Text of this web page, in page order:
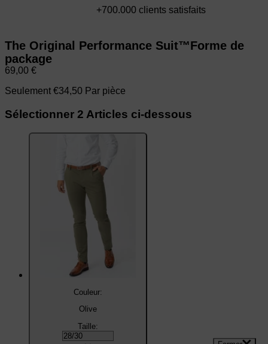
+700.000 clients satisfaits
The Original Performance Suit™️Forme de
package
69,00 €
Seulement €34,50 Par pièce
Sélectionner 2 Articles ci-dessous
Couleur:
Olive
Taille: